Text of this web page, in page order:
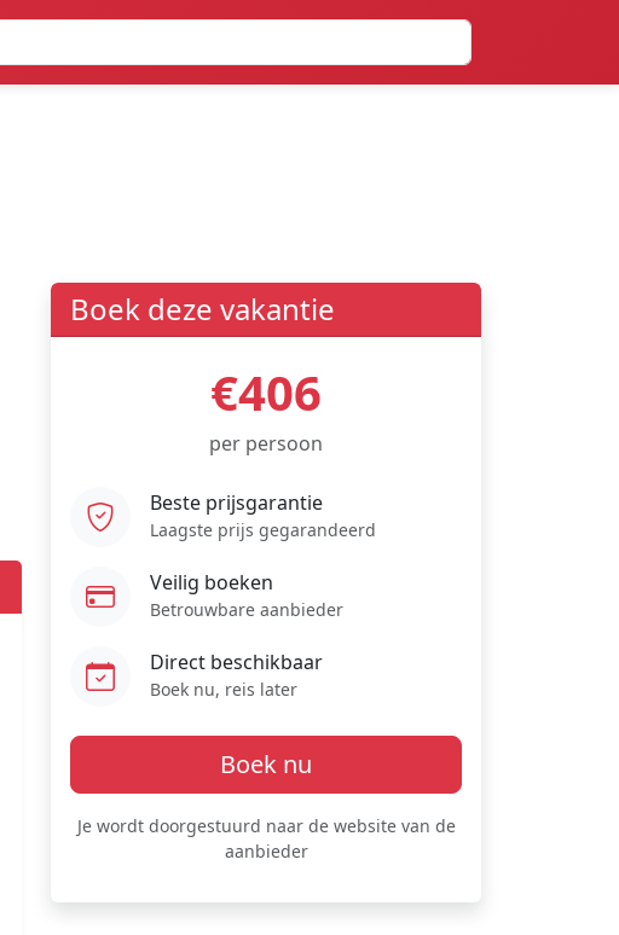
Boek deze vakantie
€406
per persoon
Beste prijsgarantie
Laagste prijs gegarandeerd
Veilig boeken
Betrouwbare aanbieder
Direct beschikbaar
Boek nu, reis later
Boek nu
Je wordt doorgestuurd naar de website van de
aanbieder